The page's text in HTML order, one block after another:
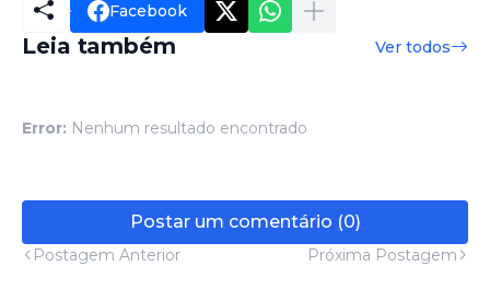
Facebook
Leia também Ver todos
Error: Nenhum resultado encontrado
Postar um comentário (0)
Postagem Anterior Próxima Postagem